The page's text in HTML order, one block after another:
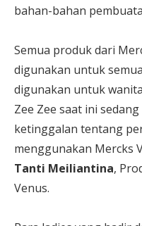
bahan-bahan
Semua produk dari
digunakan untuk
digunakan untuk
Zee Zee saat ini
ketinggalan tentang
menggunakan Mercks
Tanti Meiliantina,
Venus.